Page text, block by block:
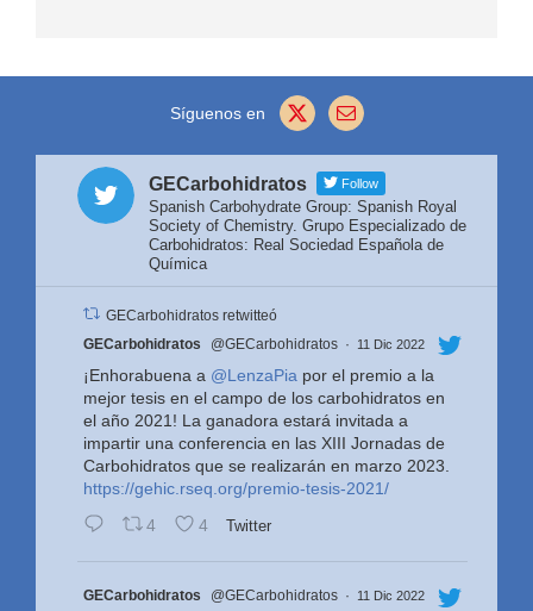
Síguenos en
GECarbohidratos Follow
Spanish Carbohydrate Group: Spanish Royal
Society of Chemistry. Grupo Especializado de
Carbohidratos: Real Sociedad Española de
Química
GECarbohidratos retwitteó
GECarbohidratos @GECarbohidratos · 11 Dic 2022
¡Enhorabuena a @LenzaPia por el premio a la
mejor tesis en el campo de los carbohidratos en
el año 2021! La ganadora estará invitada a
impartir una conferencia en las XIII Jornadas de
Carbohidratos que se realizarán en marzo 2023.
https://gehic.rseq.org/premio-tesis-2021/
4
4 Twitter
GECarbohidratos @GECarbohidratos · 11 Dic 2022